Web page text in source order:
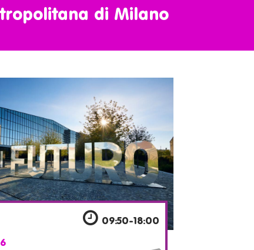
di Milano
09:50-18:00